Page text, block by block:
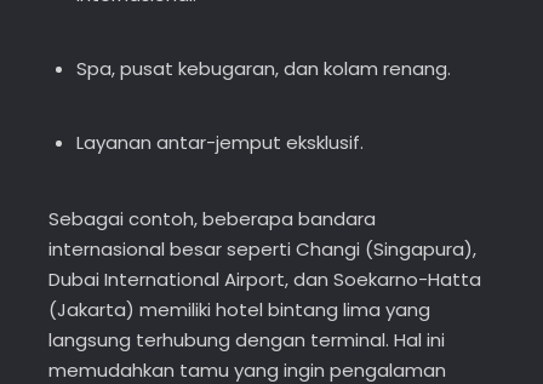
Spa, pusat kebugaran, dan kolam renang.
Layanan antar-jemput eksklusif.
Sebagai contoh, beberapa bandara
internasional besar seperti Changi (Singapura),
Dubai International Airport, dan Soekarno-Hatta
(Jakarta) memiliki hotel bintang lima yang
langsung terhubung dengan terminal. Hal ini
memudahkan tamu yang ingin pengalaman